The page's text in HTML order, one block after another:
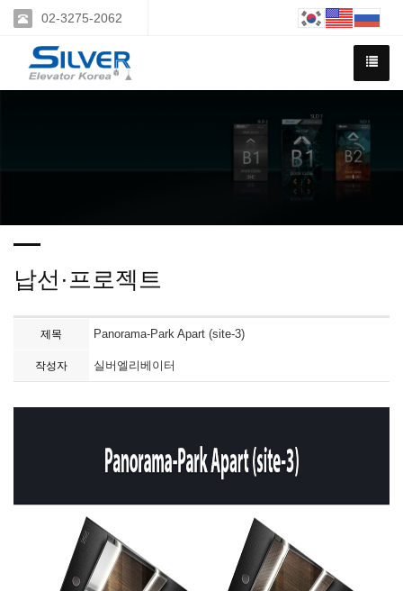
02-3275-2062
납선·프로젝트
제목 Panorama-Park Apart (site-3)
작성자 실버엘리베이터